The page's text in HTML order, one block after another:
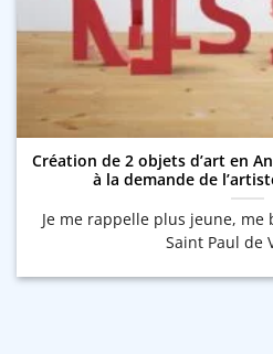
Création de 2 objets d’art en
à la demande de
Je me rappelle plus jeune,
Saint Paul de